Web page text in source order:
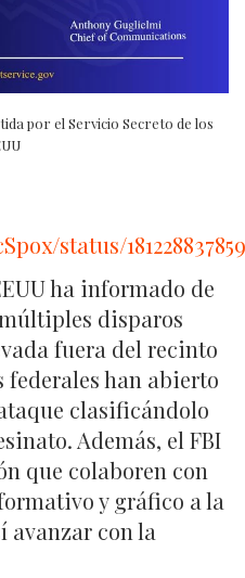
por el Servicio Secreto de los
status/
ha informado de
disparos
fuera del recinto
federales han abierto
clasificándolo
Además, el FBI
que colaboren con
y gráfico a la
avanzar con la